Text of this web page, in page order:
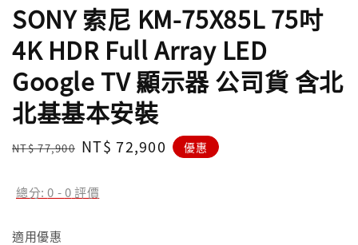
SONY 索尼 KM-75X85L 75吋
4K HDR Full Array LED
Google TV 顯示器 公司貨 含北
北基基本安裝
Regular
NT$ 77,900 Sale
NT$ 72,900 優惠
總分:0 -0評價
適用優惠